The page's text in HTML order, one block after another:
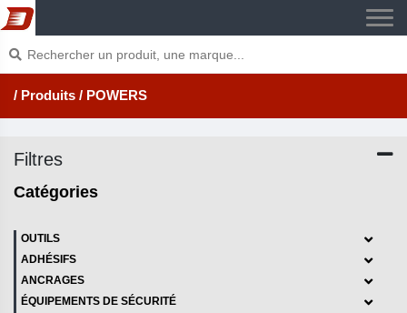
/ Produits / POWERS
Filtres
Catégories
OUTILS
ADHÉSIFS
ANCRAGES
ÉQUIPEMENTS DE SÉCURITÉ